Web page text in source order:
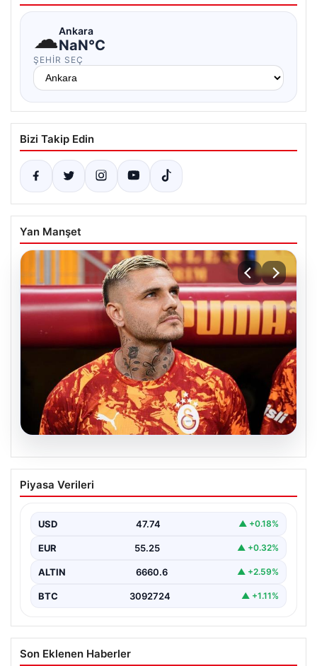
☁Ankara
NaN°C
ŞEHIR SEÇ
Bizi Takip Edin
Yan Manşet
İşte Yeni Gelişme! Mauro Icardi’nin
Transferi Yakında Belli Olacak
yaşayan Mauro Icardi’nin yakın zamanda yeni adresini…
Piyasa Verileri
USD 47.74 ▲ +0.18%
EUR 55.25 ▲ +0.32%
ALTIN 6660.6 ▲ +2.59%
BTC 3092724 ▲ +1.11%
Son Eklenen Haberler